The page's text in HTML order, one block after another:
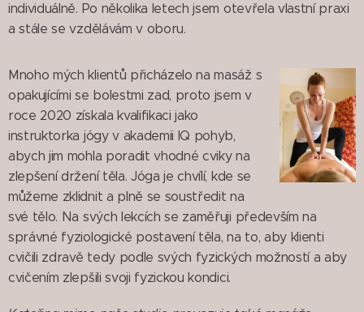
individuálně. Po několika letech jsem otevřela vlastní praxi
a stále se vzdělávám v oboru.
Mnoho mých klientů přicházelo na masáž s
opakujícími se bolestmi zad, proto jsem v
roce 2020 získala kvalifikaci jako
instruktorka jógy v akademii IQ pohyb,
abych jim mohla poradit vhodné cviky na
zlepšení držení těla. Jóga je chvílí, kde se
můžeme zklidnit a plně se soustředit na
své tělo. Na svých lekcích se zaměřuji především na
správné fyziologické postavení těla, na to, aby klienti
cvičili zdravě tedy podle svých fyzických možností a aby
cvičením zlepšili svoji fyzickou kondici.